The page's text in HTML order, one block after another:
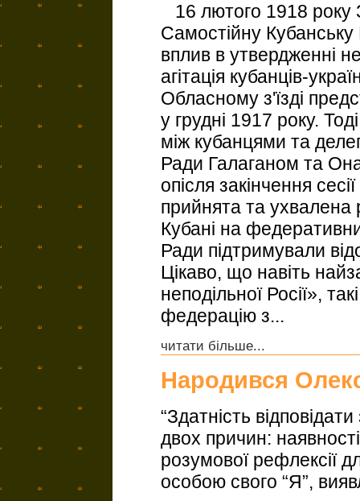
16 лютого 1918 року
Самостійну
вплив в утвердженні
агітація кубанців-
Обласному з'їзді
у грудні 1917 року.
між кубанцями та
Ради Галаганом та
опісля закінчення
прийнята та ухвалена
Кубані на
Ради підтримували
Цікаво, що навіть
неподільної Росії»,
федерацію з...
читати більше...
Народився
“Здатність
двох причин:
розумової рефлексії
особою свого “Я”,